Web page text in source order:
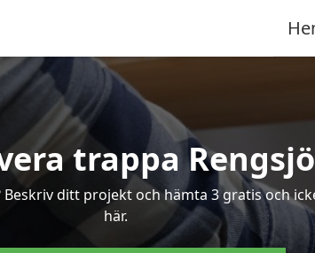
trappa Rengsjö
ditt projekt och hämta 3 gratis och
här.